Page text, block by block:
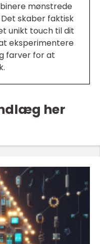
mønstrede
skaber faktisk
unikt touch til dit
eksperimentere
farver for at
her